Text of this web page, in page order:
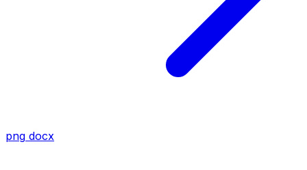
png docx